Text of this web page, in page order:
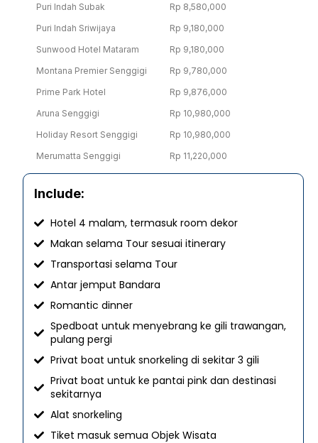
Puri Indah Subak
Rp 8,580,000
Puri Indah Sriwijaya
Rp 9,180,000
Sunwood Hotel Mataram
Rp 9,180,000
Montana Premier Senggigi
Rp 9,780,000
Prime Park Hotel
Rp 9,876,000
Aruna Senggigi
Rp 10,980,000
Holiday Resort Senggigi
Rp 10,980,000
Merumatta Senggigi
Rp 11,220,000
Include:
Hotel 4 malam, termasuk room dekor
Makan selama Tour sesuai itinerary
Transportasi selama Tour
Antar jemput Bandara
Romantic dinner
Spedboat untuk menyebrang ke gili trawangan,
pulang pergi
Privat boat untuk snorkeling di sekitar 3 gili
Privat boat untuk ke pantai pink dan destinasi
sekitarnya
Alat snorkeling
Tiket masuk semua Objek Wisata